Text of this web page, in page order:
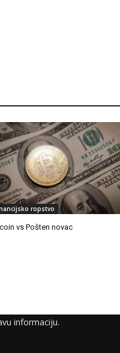
ropstvo
vs Pošten novac
informaciju.